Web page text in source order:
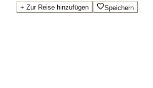
+ Zur Reise hinzufügen Speichern